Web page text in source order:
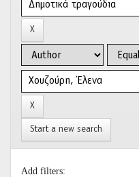
Start a new search
Add filters: